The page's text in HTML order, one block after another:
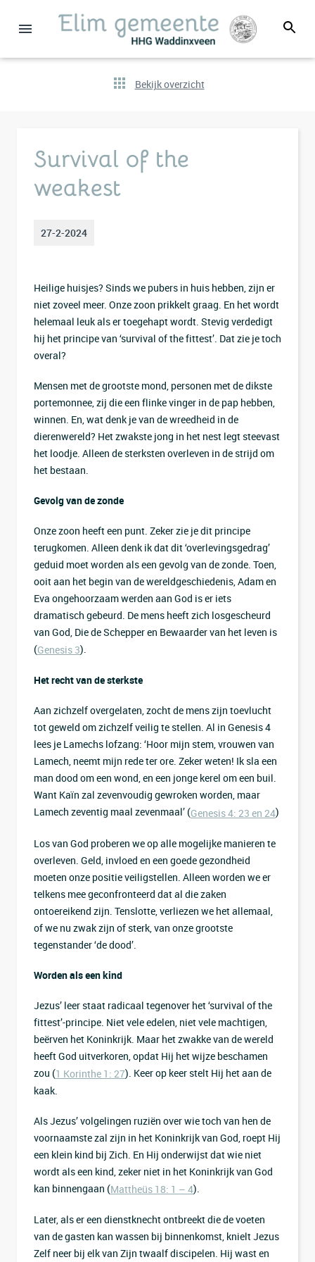
Bekijk overzicht
Survival of the
weakest
27-2-2024
Heilige huisjes? Sinds we pubers in huis hebben, zijn er
niet zoveel meer. Onze zoon prikkelt graag. En het wordt
helemaal leuk als er toegehapt wordt. Stevig verdedigt
hij het principe van ‘survival of the fittest’. Dat zie je toch
overal?
Mensen met de grootste mond, personen met de dikste
portemonnee, zij die een flinke vinger in de pap hebben,
winnen. En, wat denk je van de wreedheid in de
dierenwereld? Het zwakste jong in het nest legt steevast
het loodje. Alleen de sterksten overleven in de strijd om
het bestaan.
Gevolg van de zonde
Onze zoon heeft een punt. Zeker zie je dit principe
terugkomen. Alleen denk ik dat dit ‘overlevingsgedrag’
geduid moet worden als een gevolg van de zonde. Toen,
ooit aan het begin van de wereldgeschiedenis, Adam en
Eva ongehoorzaam werden aan God is er iets
dramatisch gebeurd. De mens heeft zich losgescheurd
van God, Die de Schepper en Bewaarder van het leven is
(Genesis 3).
Het recht van de sterkste
Aan zichzelf overgelaten, zocht de mens zijn toevlucht
tot geweld om zichzelf veilig te stellen. Al in Genesis 4
lees je Lamechs lofzang: ‘Hoor mijn stem, vrouwen van
Lamech, neemt mijn rede ter ore. Zeker weten! Ik sla een
man dood om een wond, en een jonge kerel om een buil.
Want Kaïn zal zevenvoudig gewroken worden, maar
Lamech zeventig maal zevenmaal’ (Genesis 4: 23 en 24)
Los van God proberen we op alle mogelijke manieren te
overleven. Geld, invloed en een goede gezondheid
moeten onze positie veiligstellen. Alleen worden we er
telkens mee geconfronteerd dat al die zaken
ontoereikend zijn. Tenslotte, verliezen we het allemaal,
of we nu zwak zijn of sterk, van onze grootste
tegenstander ‘de dood’.
Worden als een kind
Jezus’ leer staat radicaal tegenover het ‘survival of the
fittest’-principe. Niet vele edelen, niet vele machtigen,
beërven het Koninkrijk. Maar het zwakke van de wereld
heeft God uitverkoren, opdat Hij het wijze beschamen
zou (1 Korinthe 1: 27). Keer op keer stelt Hij het aan de
kaak.
Als Jezus’ volgelingen ruziën over wie toch van hen de
voornaamste zal zijn in het Koninkrijk van God, roept Hij
een klein kind bij Zich. En Hij onderwijst dat wie niet
wordt als een kind, zeker niet in het Koninkrijk van God
kan binnengaan (Mattheüs 18: 1 – 4).
Later, als er een dienstknecht ontbreekt die de voeten
van de gasten kan wassen bij binnenkomst, knielt Jezus
Zelf neer bij elk van Zijn twaalf discipelen. Hij wast en